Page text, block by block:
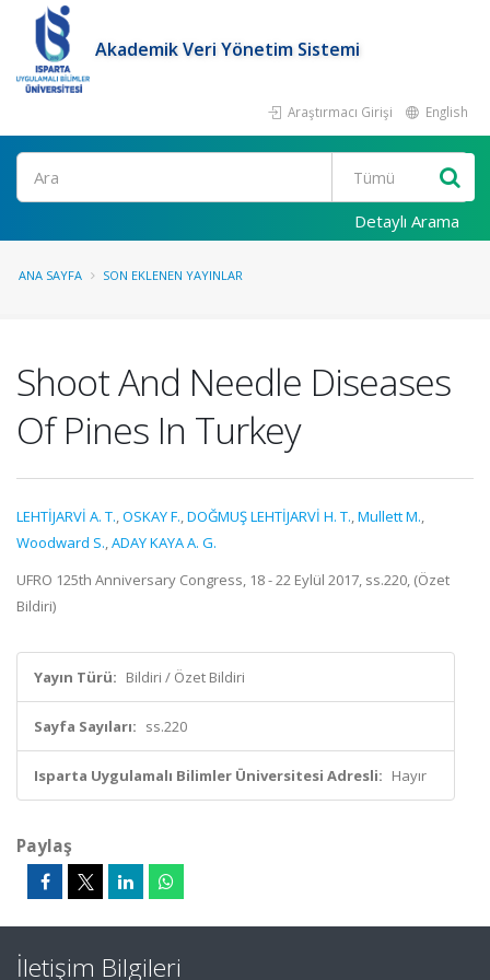
Akademik Veri Yönetim Sistemi
Araştırmacı Girişi English
Ara
Detaylı Arama
ANA SAYFA SON EKLENEN YAYINLAR
Shoot And Needle Diseases
Of Pines In Turkey
LEHTİJARVİ A. T.,OSKAY F.,DOĞMUŞ LEHTİJARVİ H. T.,Mullett M.,
Woodward S.,ADAY KAYA A. G.
UFRO 125th Anniversary Congress, 18 - 22 Eylül 2017, ss.220, (Özet
Bildiri)
Yayın Türü: Bildiri / Özet Bildiri
Sayfa Sayıları: ss.220
Isparta Uygulamalı Bilimler Üniversitesi Adresli: Hayır
Paylaş
İletişim Bilgileri